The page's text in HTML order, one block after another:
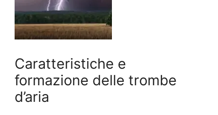
Caratteristiche e
formazione delle trombe
d’aria